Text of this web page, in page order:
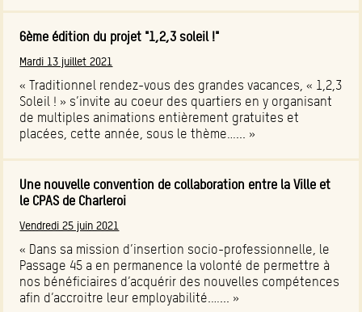
6ème édition du projet "1,2,3 soleil !"
Mardi 13 juillet 2021
« Traditionnel rendez-vous des grandes vacances, « 1,2,3
Soleil ! » s’invite au coeur des quartiers en y organisant
de multiples animations entièrement gratuites et
placées, cette année, sous le thème…... »
Une nouvelle convention de collaboration entre la Ville et
le CPAS de Charleroi
Vendredi 25 juin 2021
« Dans sa mission d’insertion socio-professionnelle, le
Passage 45 a en permanence la volonté de permettre à
nos bénéficiaires d’acquérir des nouvelles compétences
afin d’accroitre leur employabilité.…... »